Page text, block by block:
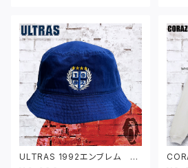
ULTRAS 1992エンブレム バ